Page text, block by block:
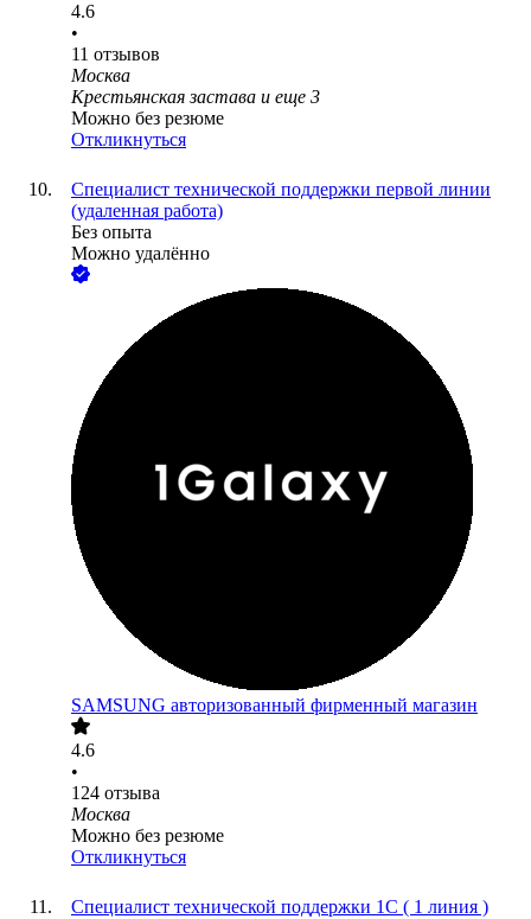
4.6
•
11 отзывов
Москва
Крестьянская застава и еще 3
Можно без резюме
Откликнуться
Специалист технической поддержки первой линии
(удаленная работа)
Без опыта
Можно удалённо
SAMSUNG авторизованный фирменный магазин
4.6
•
124 отзыва
Москва
Можно без резюме
Откликнуться
Специалист технической поддержки 1С ( 1 линия )